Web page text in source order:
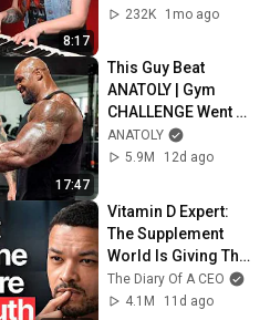
8:17
232K
1mo ago
17:47
This Guy Beat
ANATOLY | Gym
CHALLENGE Went
Wrong
ANATOLY
5.9M
12d ago
Vitamin D Expert:
The Supplement
World Is Giving The
WRONG Advice!
The Diary Of A CEO
4.1M
11d ago